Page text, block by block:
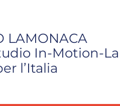
LAMONACA
In-Motion-La
l’Italia